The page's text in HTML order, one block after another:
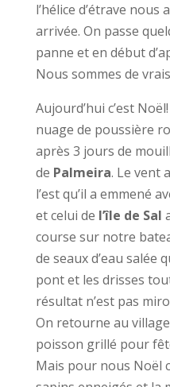
l’hélice d’étrave
arrivée. On passe
panne et en début
Nous sommes de
Aujourd’hui c’est
nuage de poussière
après 3 jours de
de Palmeira. Le vent
l’est qu’il a emmené
et celui de l’île de Sal
course sur notre
de seaux d’eau salée
pont et les drisses
résultat n’est pas
On retourne au
poisson grillé pour
Mais pour nous Noël